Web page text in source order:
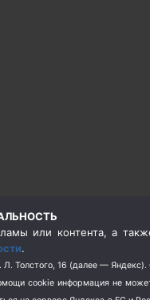
или контента, а
.
Толстого, 16 (далее —
cookie информация не